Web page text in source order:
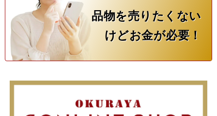
品物を売りたくない
けどお金が必要！